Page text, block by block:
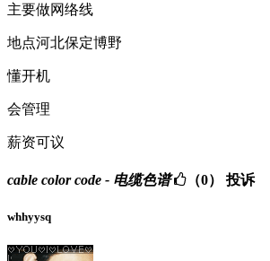
主要做网络线
地点河北保定博野
懂开机
会管理
薪资可议
cable color code - 电缆色谱 （0） 投诉
whhyysq